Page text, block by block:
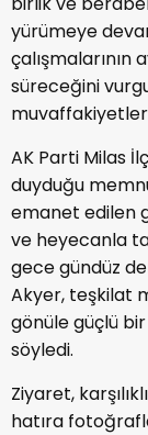
yürümeye
çalışmalarının
süreceğini
AK Parti Milas
duyduğu
emanet edilen
ve heyecanla
gece gündüz
Akyer, teşkilat
gönüle güçlü
söyledi.
Ziyaret,
hatıra